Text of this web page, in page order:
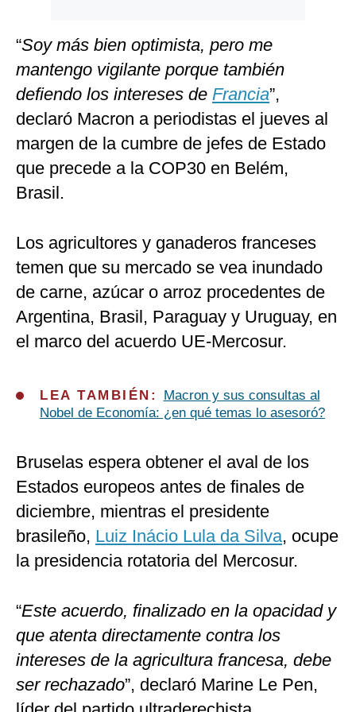
“Soy más bien optimista, pero me
mantengo vigilante porque también
defiendo los intereses de Francia”,
declaró Macron a periodistas el jueves al
margen de la cumbre de jefes de Estado
que precede a la COP30 en Belém,
Brasil.
Los agricultores y ganaderos franceses
temen que su mercado se vea inundado
de carne, azúcar o arroz procedentes de
Argentina, Brasil, Paraguay y Uruguay, en
el marco del acuerdo UE-Mercosur.
LEA TAMBIÉN:
Macron y sus consultas al
Nobel de Economía: ¿en qué temas lo asesoró?
Bruselas espera obtener el aval de los
Estados europeos antes de finales de
diciembre, mientras el presidente
brasileño, Luiz Inácio Lula da Silva, ocupe
la presidencia rotatoria del Mercosur.
“Este acuerdo, finalizado en la opacidad y
que atenta directamente contra los
intereses de la agricultura francesa, debe
ser rechazado”, declaró Marine Le Pen,